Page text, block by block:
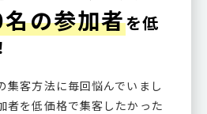
の参加者を低
集客方法に毎回悩んでいまし
者を低価格で集客したかった